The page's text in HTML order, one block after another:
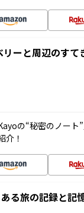
ーと周辺のす
の“秘密のノー
介！
る旅の記録と